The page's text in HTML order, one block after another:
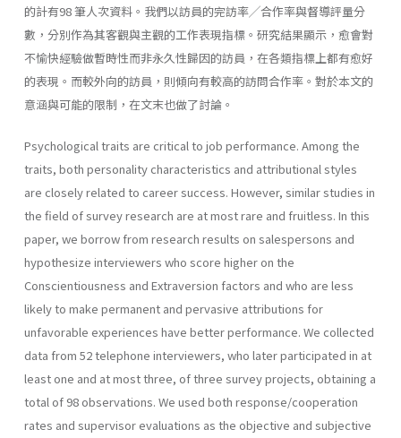
的計有98 筆人次資料。我們以訪員的完訪率╱合作率與督導評量分
數，分別作為其客觀與主觀的工作表現指標。研究結果顯示，愈會對
不愉快經驗做暫時性而非永久性歸因的訪員，在各類指標上都有愈好
的表現。而較外向的訪員，則傾向有較高的訪問合作率。對於本文的
意涵與可能的限制，在文末也做了討論。
Psychological traits are critical to job performance. Among the
traits, both personality characteristics and attributional styles
are closely related to career success. However, similar studies in
the field of survey research are at most rare and fruitless. In this
paper, we borrow from research results on salespersons and
hypothesize interviewers who score higher on the
Conscientiousness and Extraversion factors and who are less
likely to make permanent and pervasive attributions for
unfavorable experiences have better performance. We collected
data from 52 telephone interviewers, who later participated in at
least one and at most three, of three survey projects, obtaining a
total of 98 observations. We used both response/cooperation
rates and supervisor evaluations as the objective and subjective